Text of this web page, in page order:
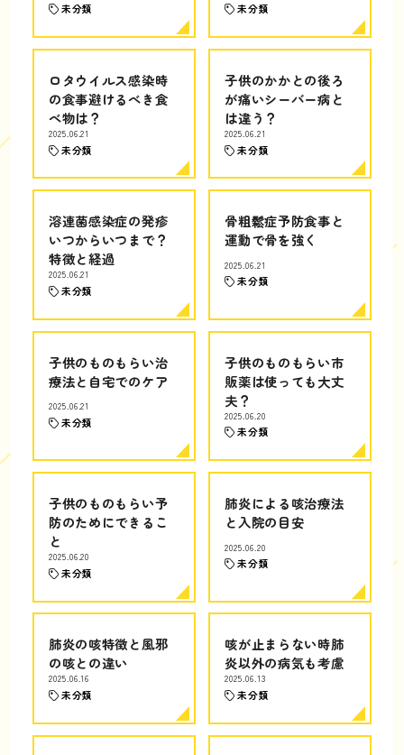
未分類 未分類
ロタウイルス感染時
の食事避けるべき食
べ物は？
2025.06.21
未分類
子供のかかとの後ろ
が痛いシーバー病と
は違う？
2025.06.21
未分類
溶連菌感染症の発疹
いつからいつまで？
特徴と経過
2025.06.21
未分類
骨粗鬆症予防食事と
運動で骨を強く
2025.06.21
未分類
子供のものもらい治
療法と自宅でのケア
2025.06.21
未分類
子供のものもらい市
販薬は使っても大丈
夫？
2025.06.20
未分類
子供のものもらい予
防のためにできるこ
と
2025.06.20
未分類
肺炎による咳治療法
と入院の目安
2025.06.20
未分類
肺炎の咳特徴と風邪
の咳との違い
2025.06.16
未分類
咳が止まらない時肺
炎以外の病気も考慮
2025.06.13
未分類